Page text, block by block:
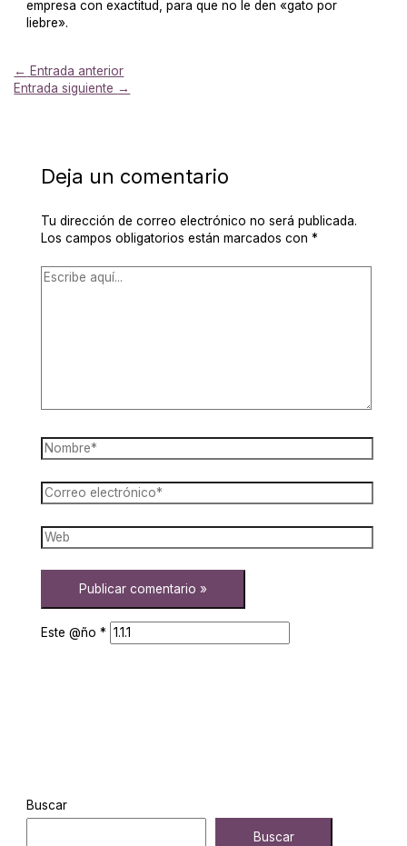
empresa con exactitud, para que no le den «gato por
liebre».
← Entrada anterior
Entrada siguiente →
Deja un comentario
Tu dirección de correo electrónico no será publicada.
Los campos obligatorios están marcados con *
Este @ño *
Buscar
Buscar